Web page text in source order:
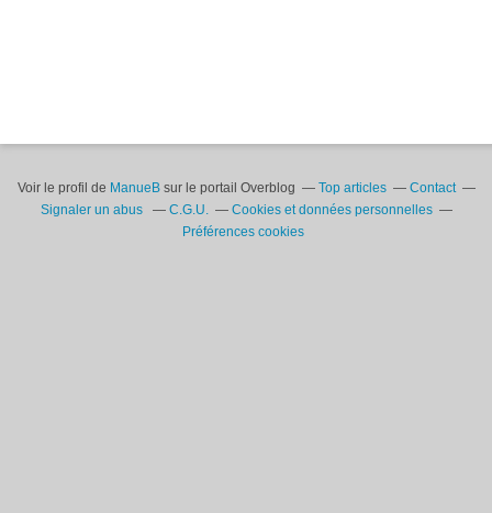
Voir le profil de ManueBsur le portail Overblog Top articles
Contact
Signaler un abus
C.G.U.
Cookies et données personnelles
Préférences cookies